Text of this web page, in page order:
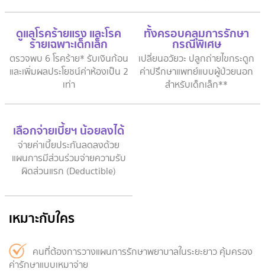
ดูแลโรคร้ายแรง และโรค
ร้ายเฉพาะเด็กเล็ก
ตรวจพบ 6 โรคร้าย* รับเงินก้อน
และเพิ่มผลประโยชน์ค่าห้องเป็น 2
เท่า
ทั้งครอบคลุมการรักษา
กรณีพิเศษ
เปลี่ยนอวัยวะ ปลูกถ่ายไขกระดูก
ค่าปรึกษาแพทย์แบบผู้ป่วยนอก
สำหรับเด็กเล็ก**
เลือกจ่ายเบี้ยฯ น้อยลงได้
จ่ายค่าเบี้ยประกันลดลงด้วย
แผนการมีส่วนร่วมจ่ายความรับ
ผิดส่วนแรก (Deductible)
เหมาะกับใคร
คนที่ต้องการวางแผนการรักษาพยาบาลในระยะยาว คุ้มครอง
ค่ารักษาแบบเหมาจ่าย